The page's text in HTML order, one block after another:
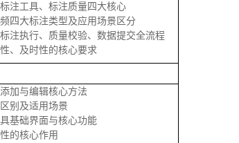
注工具、标注质量四大核心
四大标注类型及应用场景区分
注执行、质量校验、数据提交全流程
、及时性的核心要求
加与编辑核心方法
别及适用场景
基础界面与核心功能
的核心作用